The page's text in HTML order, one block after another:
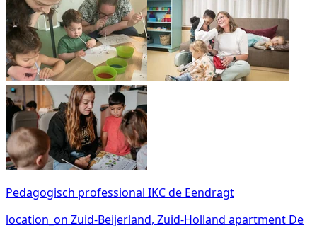
Pedagogisch professional IKC de Eendragt
location_on Zuid-Beijerland, Zuid-Holland apartment De